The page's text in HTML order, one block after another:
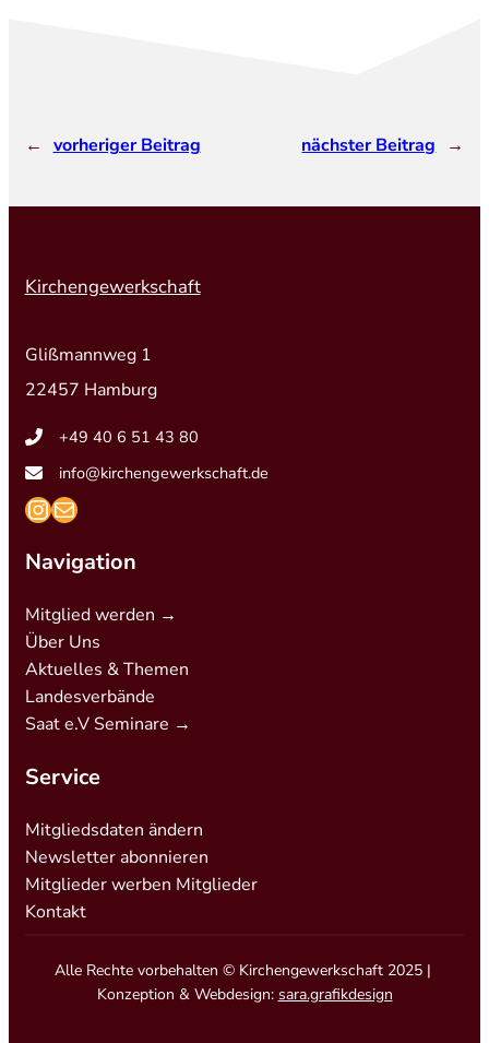
← vorheriger Beitrag nächster Beitrag →
Kirchengewerkschaft
Glißmannweg 1
22457 Hamburg
+49 40 6 51 43 80
info@kirchengewerkschaft.de
https://www.instagram.com/
mailto:info@kirchengewerkschaft.de
Navigation
Mitglied werden →
Über Uns
Aktuelles & Themen
Landesverbände
Saat e.V Seminare →
Service
Mitgliedsdaten ändern
Newsletter abonnieren
Mitglieder werben Mitglieder
Kontakt
Alle Rechte vorbehalten © Kirchengewerkschaft 2025 |
Konzeption & Webdesign: sara.grafikdesign